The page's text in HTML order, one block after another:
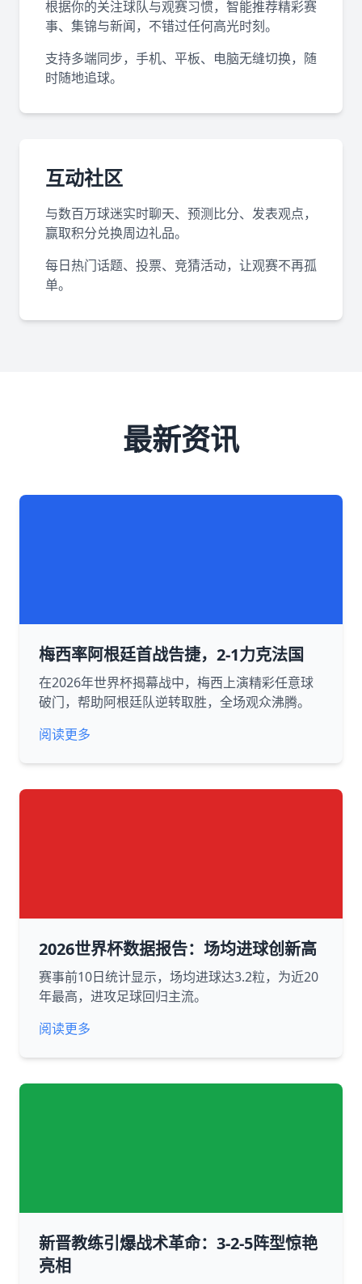
根据你的关注球队与观赛习惯，智能推荐精彩赛
事、集锦与新闻，不错过任何高光时刻。
支持多端同步，手机、平板、电脑无缝切换，随
时随地追球。
互动社区
与数百万球迷实时聊天、预测比分、发表观点，
赢取积分兑换周边礼品。
每日热门话题、投票、竞猜活动，让观赛不再孤
单。
最新资讯
梅西率阿根廷首战告捷，2-1力克法国
在2026年世界杯揭幕战中，梅西上演精彩任意球
破门，帮助阿根廷队逆转取胜，全场观众沸腾。
阅读更多
2026世界杯数据报告：场均进球创新高
赛事前10日统计显示，场均进球达3.2粒，为近20
年最高，进攻足球回归主流。
阅读更多
新晋教练引爆战术革命：3-2-5阵型惊艳
亮相